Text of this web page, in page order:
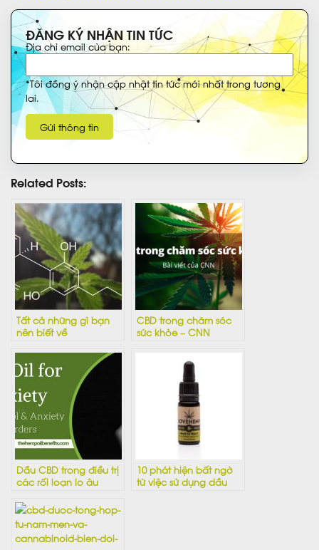
ĐĂNG KÝ NHẬN TIN TỨC
Địa chỉ email của bạn:
*Tôi đồng ý nhận cập nhật tin tức mới nhất trong tương
lai.
Related Posts:
Tất cả những gì bạn
nên biết về
CBD trong chăm sóc
sức khỏe – CNN
Dầu CBD trong điều trị
các rối loạn lo âu
10 phát hiện bất ngờ
từ việc sử dụng dầu